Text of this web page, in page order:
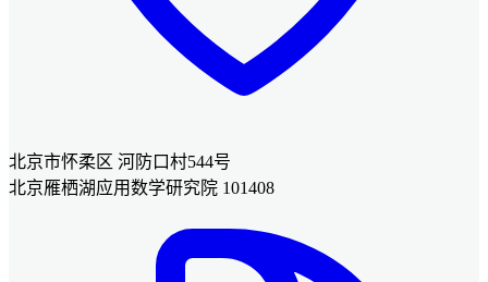
北京市怀柔区 河防口村544号
北京雁栖湖应用数学研究院 101408